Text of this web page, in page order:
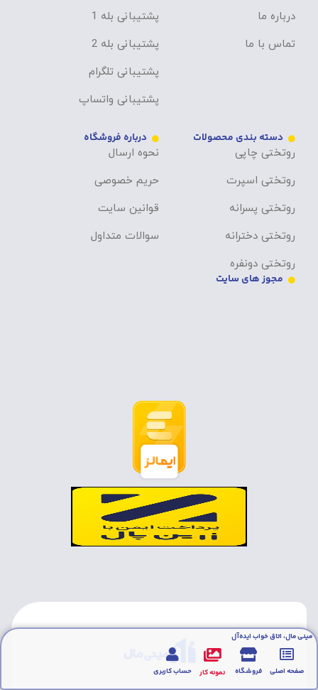
درباره ما
تماس با ما
پشتیبانی بله 1
پشتیبانی بله 2
پشتیبانی تلگرام
پشتیبانی واتساپ
دسته بندی محصولات
روتختی چاپی
روتختی اسپرت
روتختی پسرانه
روتختی دخترانه
روتختی دونفره
درباره فروشگاه
نحوه ارسال
حریم خصوصی
قوانین سایت
سوالات متداول
مجوز های سایت
مینی مال، اتاق خواب ایده‌آل
صفحه اصلی فروشگاه نمونه کار حساب کاربری